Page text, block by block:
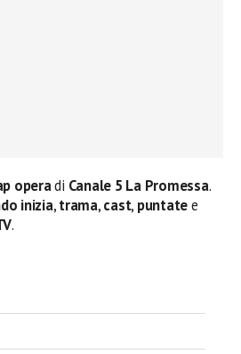
operadi Canale 5 La Promessa.
inizia,trama,cast, puntatee
.